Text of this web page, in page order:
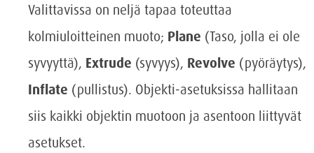
Valittavissa on neljä tapaa toteuttaa
kolmiuloitteinen muoto; Plane (Taso, jolla ei ole
syvyyttä), Extrude (syvyys), Revolve (pyöräytys),
Inflate (pullistus). Objekti-asetuksissa hallitaan
siis kaikki objektin muotoon ja asentoon liittyvät
asetukset.